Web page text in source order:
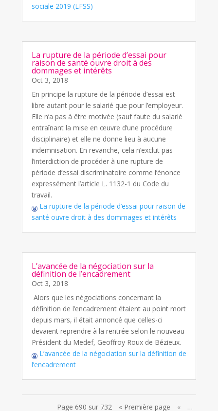
sociale 2019 (LFSS)
La rupture de la période d’essai pour
raison de santé ouvre droit à des
dommages et intérêts
Oct 3, 2018
En principe la rupture de la période d’essai est
libre autant pour le salarié que pour l’employeur.
Elle n’a pas à être motivée (sauf faute du salarié
entraînant la mise en œuvre d’une procédure
disciplinaire) et elle ne donne lieu à aucune
indemnisation. En revanche, cela n’exclut pas
l’interdiction de procéder à une rupture de
période d’essai discriminatoire comme l’énonce
expressément l’article L. 1132-1 du Code du
travail.
La rupture de la période d’essai pour raison de
santé ouvre droit à des dommages et intérêts
L’avancée de la négociation sur la
définition de l’encadrement
Oct 3, 2018
Alors que les négociations concernant la
définition de l’encadrement étaient au point mort
depuis mars, il était annoncé que celles-ci
devaient reprendre à la rentrée selon le nouveau
Président du Medef, Geoffroy Roux de Bézieux.
L’avancée de la négociation sur la définition de
l’encadrement
Page 690 sur 732 « Première page «
…